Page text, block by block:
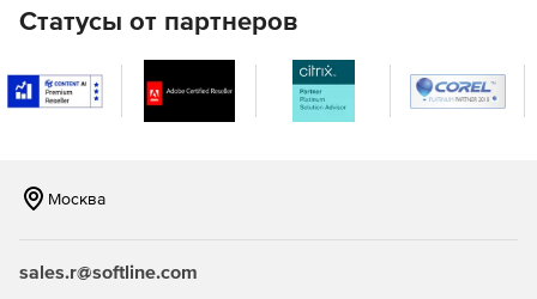
поддерживает работу с популярными платформами для
видеосвязи, такими как Microsoft Teams, Google Meet и
Zoom. Совместимость с Windows, macOS и ChromeOS
позволяет использовать камеру на любом устройстве.
Объектив с фиксированным фокусом и антибликовым
Статусы от партнеров
Москва
sales.r@softline.com